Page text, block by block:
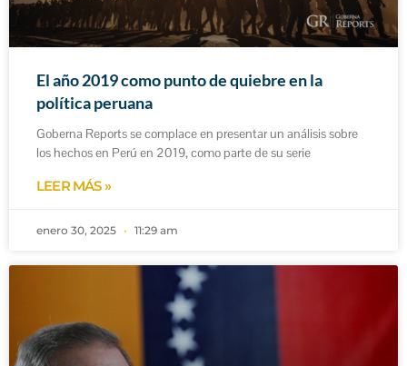
El año 2019 como punto de quiebre en la
política peruana
Goberna Reports se complace en presentar un análisis sobre
los hechos en Perú en 2019, como parte de su serie
LEER MÁS »
enero 30, 2025 11:29 am